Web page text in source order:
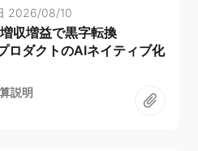
2026/08/10
収増益で黒字転換
ロダクトのAIネイティブ化
説明